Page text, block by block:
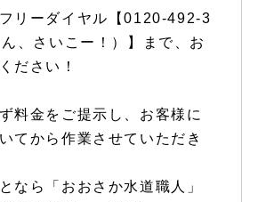
リーダイヤル【0120-492-3
、さいこー！）】まで、お
ださい！
料金をご提示し、お客様に
てから作業させていただき
なら「おおさか水道職人」